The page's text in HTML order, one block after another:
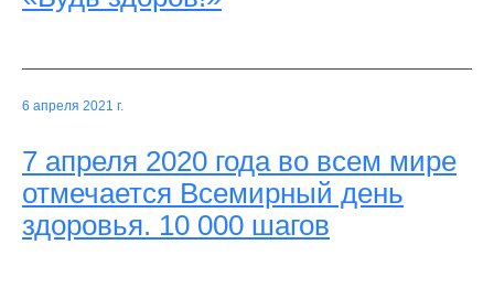
6 апреля 2021 г.
7 апреля 2020 года во всем мире
отмечается Всемирный день
здоровья. 10 000 шагов